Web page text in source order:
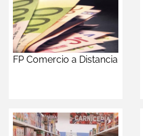
FP Comercio a Distancia